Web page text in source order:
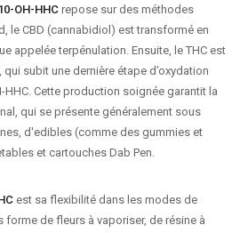
OH-HHC repose sur des méthodes
le CBD (cannabidiol) est transformé en
appelée terpénulation. Ensuite, le THC est
subit une dernière étape d’oxydation
Cette production soignée garantit la
qui se présente généralement sous
d'edibles (comme des gummies et
et cartouches Dab Pen.
est sa flexibilité dans les modes de
de fleurs à vaporiser, de résine à